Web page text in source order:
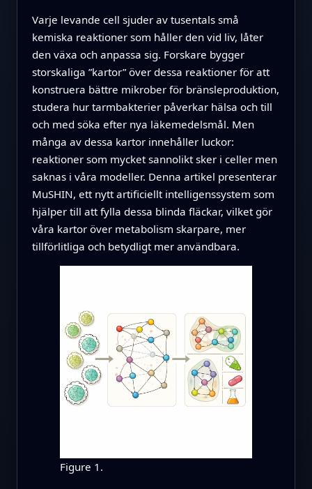
Varje levande cell sjuder av tusentals små
kemiska reaktioner som håller den vid liv, låter
den växa och anpassa sig. Forskare bygger
storskaliga ”kartor” över dessa reaktioner för att
konstruera bättre mikrober för bränsleproduktion,
studera hur tarmbakterier påverkar hälsa och till
och med söka efter nya läkemedelsmål. Men
många av dessa kartor innehåller luckor:
reaktioner som mycket sannolikt sker i celler men
saknas i våra modeller. Denna artikel presenterar
MuSHIN, ett nytt artificiellt intelligenssystem som
hjälper till att fylla dessa blinda fläckar, vilket gör
våra kartor över metabolism skarpare, mer
tillförlitliga och betydligt mer användbara.
Figure 1.